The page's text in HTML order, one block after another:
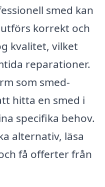
smed kan
korrekt och
kvalitet, vilket
reparationer.
som smed-
hitta en smed i
specifika behov.
alternativ, läsa
få offerter från